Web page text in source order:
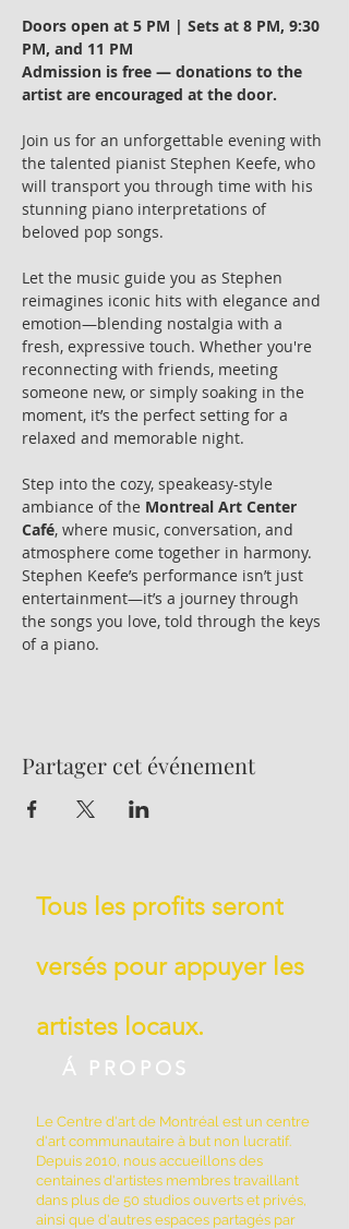
Doors open at 5 PM | Sets at 8 PM, 9:30
PM, and 11 PM
Admission is free — donations to the
artist are encouraged at the door.
Join us for an unforgettable evening with
the talented pianist Stephen Keefe, who
will transport you through time with his
stunning piano interpretations of
beloved pop songs.
Let the music guide you as Stephen
reimagines iconic hits with elegance and
emotion—blending nostalgia with a
fresh, expressive touch. Whether you're
reconnecting with friends, meeting
someone new, or simply soaking in the
moment, it’s the perfect setting for a
relaxed and memorable night.
Step into the cozy, speakeasy-style
ambiance of the Montreal Art Center
Café, where music, conversation, and
atmosphere come together in harmony.
Stephen Keefe’s performance isn’t just
entertainment—it’s a journey through
the songs you love, told through the keys
of a piano.
Partager cet événement
Tous les profits seront
versés pour appuyer les
artistes locaux.
Á PROPOS
Le Centre d'art de Montréal est un centre
d'art communautaire à but non lucratif.
Depuis 2010, nous accueillons des
centaines d'artistes membres travaillant
dans plus de 50 studios ouverts et privés,
ainsi que d'autres espaces partagés par